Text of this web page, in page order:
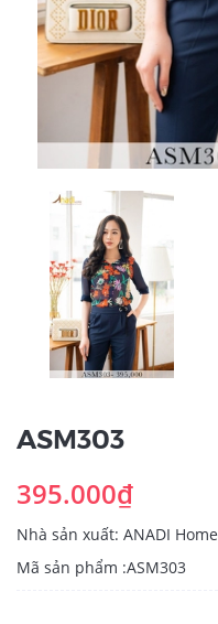
ASM303
395.000₫
Nhà sản xuất: ANADI Home
Mã sản phẩm :ASM303